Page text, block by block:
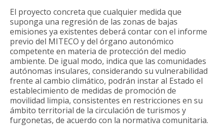
El proyecto concreta que cualquier medida que
suponga una regresión de las zonas de bajas
emisiones ya existentes deberá contar con el informe
previo del MITECO y del órgano autonómico
competente en materia de protección del medio
ambiente. De igual modo, indica que las comunidades
autónomas insulares, considerando su vulnerabilidad
frente al cambio climático, podrán instar al Estado el
establecimiento de medidas de promoción de
movilidad limpia, consistentes en restricciones en su
ámbito territorial de la circulación de turismos y
furgonetas, de acuerdo con la normativa comunitaria.